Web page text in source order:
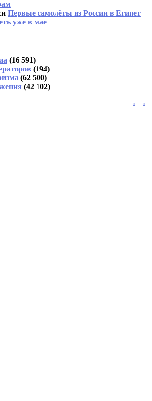
Первые самолёты из России в Египет
уже в мае
(16 591)
(194)
(62 500)
(42 102)